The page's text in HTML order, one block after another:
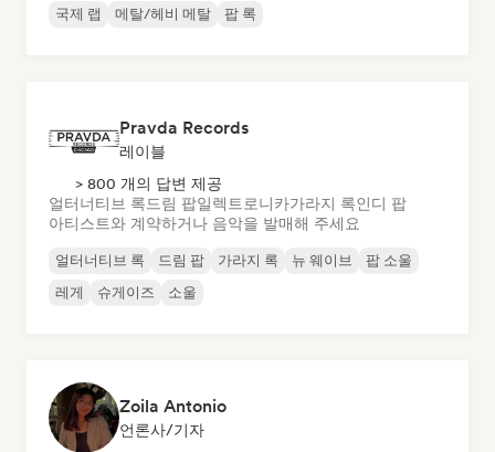
국제 랩
메탈/헤비 메탈 팝 록
Pravda Records
레이블
> 800 개의 답변 제공
얼터너티브 록드림 팝일렉트로니카가라지 록인디 팝
아티스트와 계약하거나 음악을 발매해 주세요
얼터너티브 록 드림 팝 가라지 록 뉴 웨이브
팝 소울
레게
슈게이즈 소울
Zoila Antonio
언론사/기자